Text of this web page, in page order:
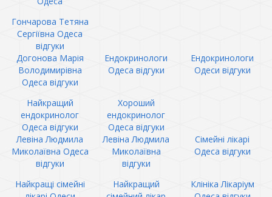
Гончарова Тетяна
Сергіївна Одеса
відгуки
Догонова Марія
Володимирівна
Одеса відгуки
Ендокринологи
Одеса відгуки
Ендокринологи
Одеси відгуки
Найкращий
ендокринолог
Одеса відгуки
Хороший
ендокринолог
Одеса відгуки
Левіна Людмила
Миколаївна Одеса
відгуки
Левіна Людмила
Миколаївна
відгуки
Сімейні лікарі
Одеса відгуки
Найкращі сімейні
Найкращий
Клініка Лікаріум